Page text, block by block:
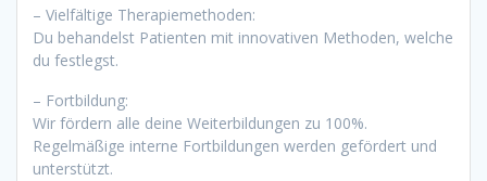
– Vielfältige Therapiemethoden:
Du behandelst Patienten mit innovativen Methoden, welche
du festlegst.
– Fortbildung:
Wir fördern alle deine Weiterbildungen zu 100%.
Regelmäßige interne Fortbildungen werden gefördert und
unterstützt.